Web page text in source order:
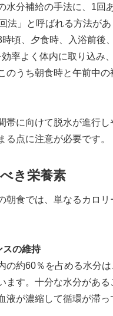
水分補給の手法に、1回
法」と呼ばれる方法が
頃、夕食時、入浴前後
率よく体内に取り込み
のうち朝食時と午前中
帯に向けて脱水が進行
る点に注意が必要です。
き栄養素
朝食では、単なるカロ
スの維持
の約60％を占める水分
ます。十分な水分があ
液が濃縮して循環が滞